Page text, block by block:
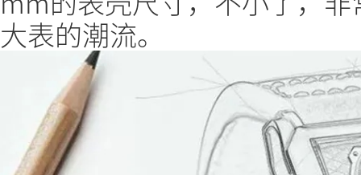
大表的潮流。